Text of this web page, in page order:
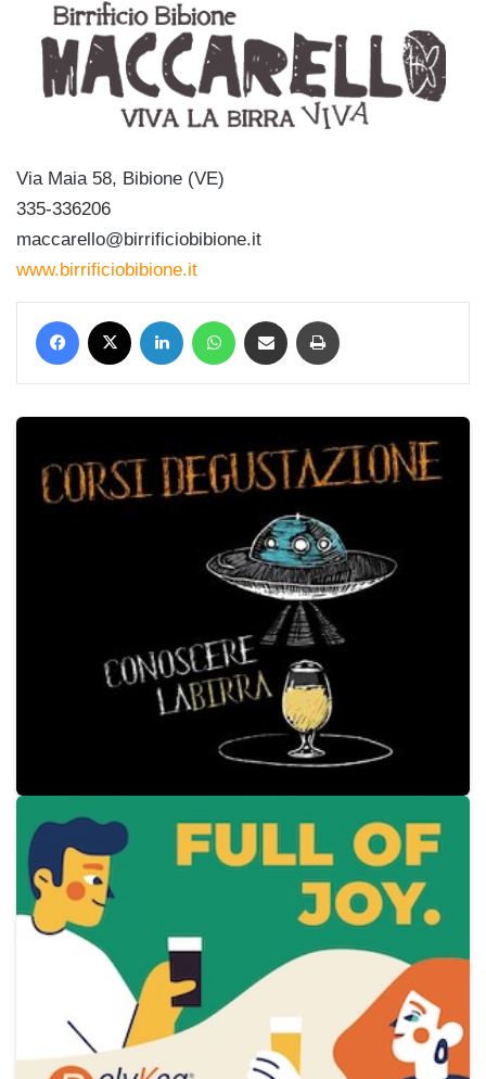
Via Maia 58, Bibione (VE)
335-336206
maccarello@birrificiobibione.it
www.birrificiobibione.it
Facebook LinkedIn WhatsApp Condividi via mail